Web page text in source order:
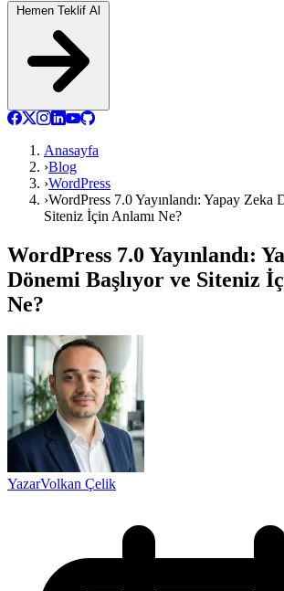
Anasayfa
›Blog
›WordPress
›WordPress 7.0 Yayınlandı: Yapay Zeka
Siteniz İçin Anlamı Ne?
WordPress 7.0 Yayınlandı:
Dönemi Başlıyor ve Siteniz
Ne?
YazarVolkan Çelik